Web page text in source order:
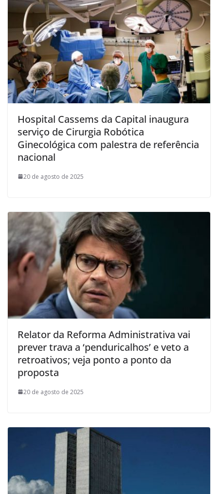
Hospital Cassems da Capital inaugura
serviço de Cirurgia Robótica
Ginecológica com palestra de referência
nacional
20 de agosto de 2025
Relator da Reforma Administrativa vai
prever trava a ‘penduricalhos’ e veto a
retroativos; veja ponto a ponto da
proposta
20 de agosto de 2025